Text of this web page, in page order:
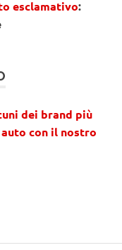
esclamativo:
dei brand più
con il nostro